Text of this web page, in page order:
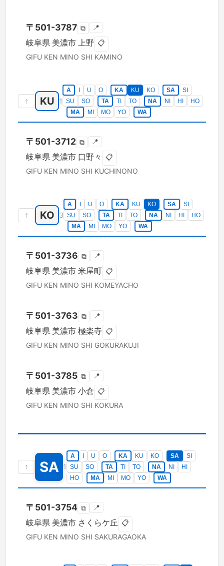
〒 501-3787 ⧉ 📍
岐阜県 美濃市 上野 📋
GIFU KEN MINO SHI KAMINO
↑ KU 1
A U O KA KU KO SA
SI
SU
SO TA TI TO NA NI HI
HO
MA
MI MO YO WA
〒 501-3712 ⧉ 📍
岐阜県 美濃市 口野々 📋
GIFU KEN MINO SHI KUCHINONO
↑ KO 3
A U O KA KU KO SA
SI
SU
SO TA TI TO NA NI HI
HO
MA
MI MO YO WA
〒 501-3736 ⧉ 📍
岐阜県 美濃市 米屋町 📋
GIFU KEN MINO SHI KOMEYACHO
〒 501-3763 ⧉ 📍
岐阜県 美濃市 極楽寺 📋
GIFU KEN MINO SHI GOKURAKUJI
〒 501-3785 ⧉ 📍
岐阜県 美濃市 小倉 📋
GIFU KEN MINO SHI KOKURA
↑ SA 1
A U O KA KU KO SA
SI
SU
SO TA TI TO NA NI
HI
HO
MA MI MO YO WA
〒 501-3754 ⧉ 📍
岐阜県 美濃市 さくらケ丘 📋
GIFU KEN MINO SHI SAKURAGAOKA